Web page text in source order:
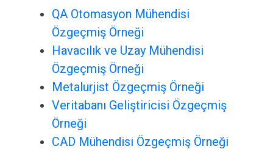
QA Otomasyon Mühendisi
Özgeçmiş Örneği
Havacılık ve Uzay Mühendisi
Özgeçmiş Örneği
Metalurjist Özgeçmiş Örneği
Veritabanı Geliştiricisi Özgeçmiş
Örneği
CAD Mühendisi Özgeçmiş Örneği